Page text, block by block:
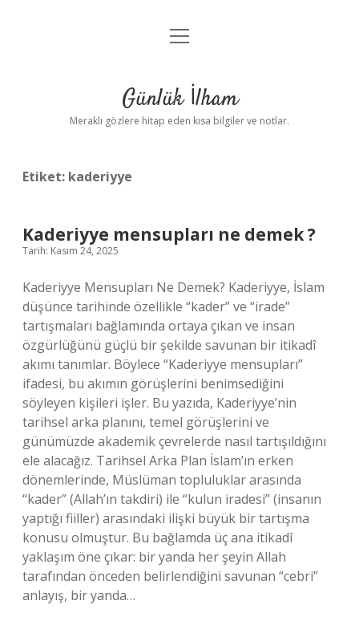
Anasayfa
Yasal Uyarı
menüyü
Günlük İlham
Meraklı gözlere hitap eden kısa bilgiler ve notlar.
Etiket: kaderiyye
Kaderiyye mensupları ne demek ?
Tarih: Kasım 24, 2025
Kaderiyye Mensupları Ne Demek? Kaderiyye, İslam
düşünce tarihinde özellikle “kader” ve “irade”
tartışmaları bağlamında ortaya çıkan ve insan
özgürlüğünü güçlü bir şekilde savunan bir itikadî
akımı tanımlar. Böylece “Kaderiyye mensupları”
ifadesi, bu akımın görüşlerini benimsediğini
söyleyen kişileri işler. Bu yazıda, Kaderiyye’nin
tarihsel arka planını, temel görüşlerini ve
günümüzde akademik çevrelerde nasıl tartışıldığını
ele alacağız. Tarihsel Arka Plan İslam’ın erken
dönemlerinde, Müslüman topluluklar arasında
“kader” (Allah’ın takdiri) ile “kulun iradesi” (insanın
yaptığı fiiller) arasındaki ilişki büyük bir tartışma
konusu olmuştur. Bu bağlamda üç ana itikadî
yaklaşım öne çıkar: bir yanda her şeyin Allah
tarafından önceden belirlendiğini savunan “cebri”
anlayış, bir yanda…